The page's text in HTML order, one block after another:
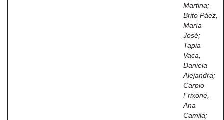
Martina;
Brito Páez,
María
José;
Tapia
Vaca,
Daniela
Alejandra;
Carpio
Frixone,
Ana
Camila;